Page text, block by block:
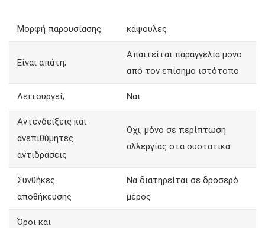
Μορφή παρουσίασης κάψουλες
Είναι απάτη;
Απαιτείται παραγγελία μόνο
από τον επίσημο ιστότοπο
Λειτουργεί; Ναι
Αντενδείξεις και
ανεπιθύμητες
αντιδράσεις
Όχι, μόνο σε περίπτωση
αλλεργίας στα συστατικά
Συνθήκες
αποθήκευσης
Να διατηρείται σε δροσερό
μέρος
Όροι και